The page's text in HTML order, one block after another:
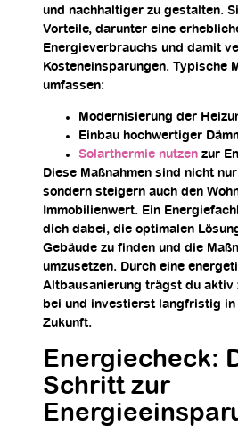
und nachhaltiger zu gestalten.
Vorteile, darunter eine
Energieverbrauchs und damit
Kosteneinsparungen. Typische
umfassen:
Modernisierung der
Einbau hochwertiger
Solarthermie nutzen zur
Diese Maßnahmen sind nicht
sondern steigern auch den
Immobilienwert. Ein
dich dabei, die optimalen
Gebäude zu finden und die
umzusetzen. Durch eine
Altbausanierung trägst du aktiv
bei und investierst langfristig in
Zukunft.
Energiecheck:
Schritt zur